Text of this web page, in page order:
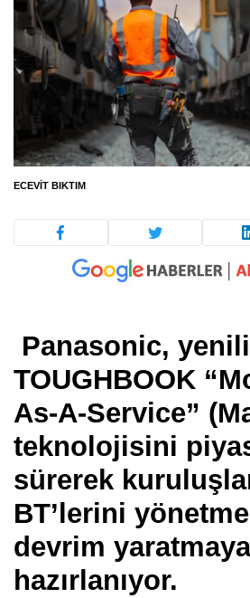
ECEVIT BIKTIM
Panasonic,
TOUGHBOOK
As-A-Service”
teknolojisini
sürerek
BT’lerini
devrim yaratmaya
hazırlanıyor.